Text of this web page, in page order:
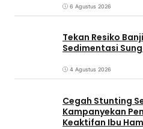
6 Agustus 2026
Tekan Resiko
Sedimentasi
4 Agustus 2026
Cegah Stunting
Kampanyekan
Keaktifan Ibu